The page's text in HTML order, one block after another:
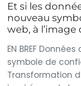
Et si les
nouveau
web, à
EN BREF
symbole de
Transformation